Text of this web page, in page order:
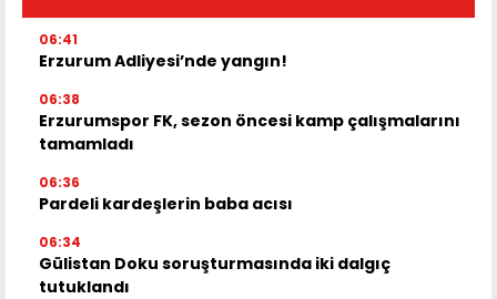
06:41
Erzurum Adliyesi’nde yangın!
06:38
Erzurumspor FK, sezon öncesi kamp çalışmalarını
tamamladı
06:36
Pardeli kardeşlerin baba acısı
06:34
Gülistan Doku soruşturmasında iki dalgıç
tutuklandı